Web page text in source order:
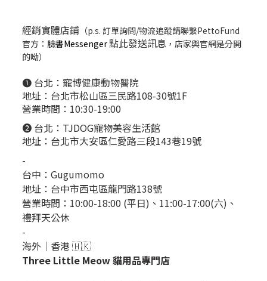
經銷實體店鋪 （p.s. 訂單詢問/物流追蹤請聯繫PettoFund
官方： 臉書Messenger點此發送訊息 ，店家與官網是分開
的呦）
❶ 台北： 寵博健康動物醫院
地址：台北市松山區三民路108-30號1F
營業時間：10:30-19:00
❷ 台北： TJDOG寵物美容生活館
地址：台北市大安區仁愛路三段143巷19號
-
台中： Gugumomo
地址： 台中市西屯區龍門路138號
營業時間：10:00-18:00 (平日)、11:00-17:00(六)、
禮拜天公休
-
海外｜香港 🇭🇰
Three Little Meow 貓用品專門店